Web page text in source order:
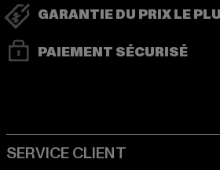
GARANTIE DU PRIX LE
PAIEMENT SÉCURISÉ